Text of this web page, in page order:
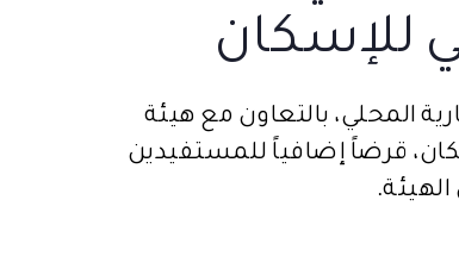
للإسكان
المحلي، بالتعاون مع هيئة
قرضاً إضافياً للمستفيدين